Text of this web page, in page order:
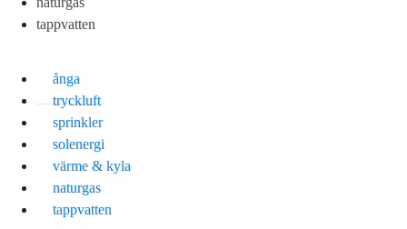
tappvatten
ånga
tryckluft
sprinkler
solenergi
värme & kyla
naturgas
tappvatten